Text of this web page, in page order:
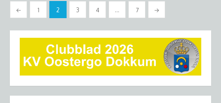
Berichten
paginering
← 1 2 3 4 … 7 →